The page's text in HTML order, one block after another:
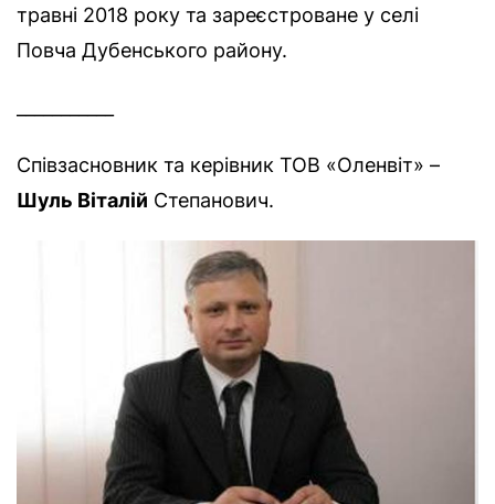
травні 2018 року та зареєстроване у селі
Повча Дубенського району.
Співзасновник та керівник ТОВ «Оленвіт» –
Шуль Віталій Степанович.